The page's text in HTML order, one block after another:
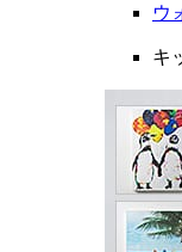
ウ
キ